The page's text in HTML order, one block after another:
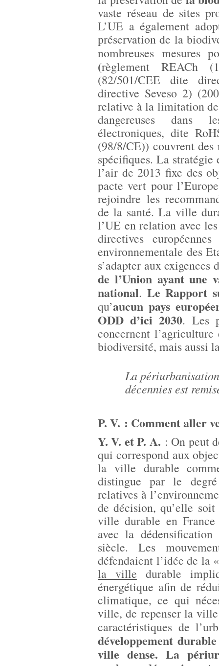
vaste réseau de sites
L’UE a également
préservation de la
nombreuses mesures
(règlement REACh
(82/501/CEE dite
directive Seveso 2)
relative à la limitation
dangereuses dans
électroniques, dite
(98/8/CE)) couvrent des
spécifiques. La stratégie
l’air de 2013 fixe des
pacte vert pour
rejoindre les
de la santé. La ville
l’UE en relation avec
directives
environnementale des
s’adapter aux
de l’Union ayant une
national. Le Rapport
qu’aucun pays
ODD d’ici 2030. Les
concernent
biodiversité, mais aussi
La
décennies est
P. V. : Comment aller
Y. V. et P. A. : On peut
qui correspond aux
la ville durable
distingue par le degré
relatives à
de décision, qu’elle
ville durable en France
avec la
siècle. Les
défendaient l’idée de la
la ville durable
énergétique afin de
climatique, ce qui
ville, de repenser la
caractéristiques de
développement
ville dense. La